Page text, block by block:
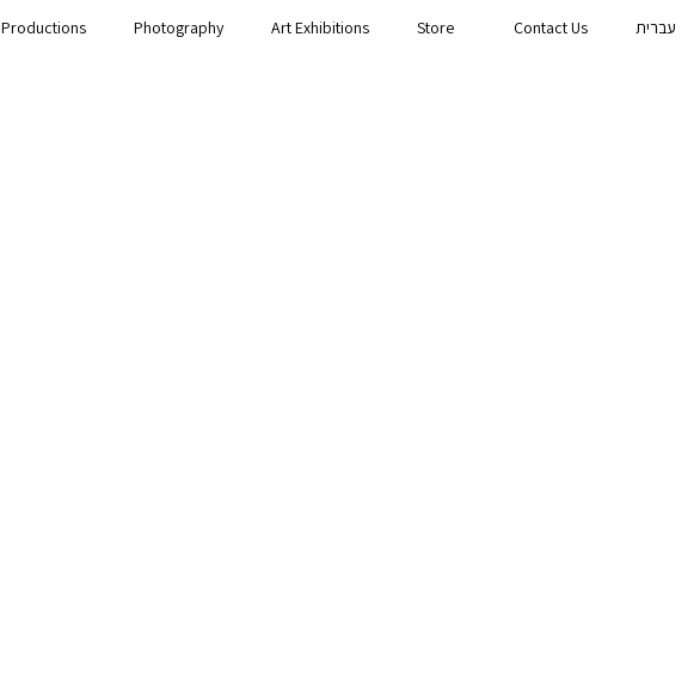
Productions Photography Art Exhibitions Store Contact Us עברית